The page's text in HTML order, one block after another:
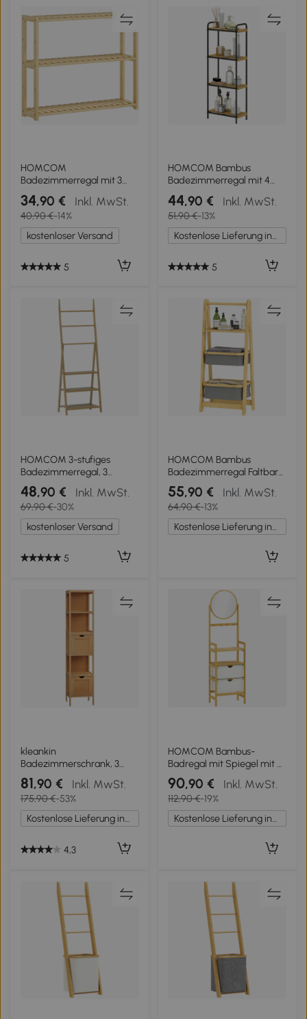
HOMCOM
Badezimmerregal mit 3
verstellbaren Regalen in 5
Positionen, aus Bambus,
60x15x50 cm, Farbe
Naturholz
34,90 € Inkl. MwSt.
40,90 €-14%
kostenloser Versand
5
HOMCOM Bambus
Badezimmerregal mit 4
offenen Regalen
Lamellendesign und
Stahlstruktur 41,5x21,5x106
cm Natur
44,90 € Inkl. MwSt.
51,90 €-13%
Kostenlose Lieferung innerhalb Deutschlands
5
HOMCOM 3-stufiges
Badezimmerregal, 3
Handtuchhalter,
Bambusrahmen, A-förmig,
Lattenregale
48,90 € Inkl. MwSt.
69,90 €-30%
kostenloser Versand
5
HOMCOM Bambus
Badezimmerregal Faltbar
mit 2 Wäschekörben
Offenes Regal Grau
55,90 € Inkl. MwSt.
64,90 €-13%
Kostenlose Lieferung innerhalb Deutschlands
kleankin
Badezimmerschrank, 3
Regale, 2 Schubladen,
Bambus, 30 cm x 30 cm x
140 cm, Natur
81,90 € Inkl. MwSt.
175,90 €-53%
Kostenlose Lieferung innerhalb Deutschlands
4,3
HOMCOM Bambus-
Badregal mit Spiegel mit 4
Haken, 2 offenen
Regalböden und 2
Stoffschubladen
48,5x30x170 cm Natur
90,90 € Inkl. MwSt.
112,90 €-19%
Kostenlose Lieferung innerhalb Deutschlands